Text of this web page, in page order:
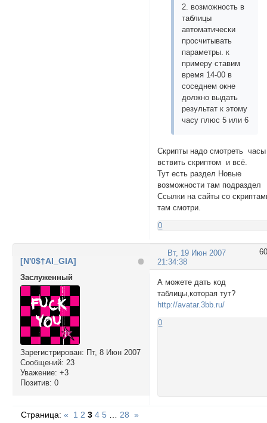
2. возможность в
таблицы
автоматически
просчитывать
параметры. к
примеру ставим
время 14-00 в
соседнем окне
должно выдать
результат к этому
часу плюс 5 или 6
Скрипты надо смотреть часы
вствить скриптом и всё.
Тут есть раздел Новые
возможности там подраздел
Ссылки на сайты со
там смотри.
0
60
Вт, 19 Июн 2007
21:34:38
[N'0$†AI_GIA]
Заслуженный
Зарегистрирован: Пт, 8 Июн 2007
Сообщений: 23
Уважение: +3
Позитив: 0
А можете дать код
таблицы,которая тут?
http://avatar.3bb.ru/
0
Страница:« 1 2 3 4 5 28 »